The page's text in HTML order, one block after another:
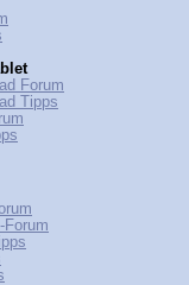
Forum
Tipps
Forum